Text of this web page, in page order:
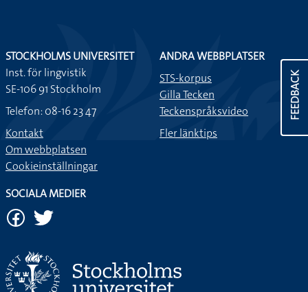
FEEDBACK
STOCKHOLMS UNIVERSITET
Inst. för lingvistik
SE-106 91 Stockholm
Telefon: 08-16 23 47
Kontakt
Om webbplatsen
Cookieinställningar
ANDRA WEBBPLATSER
STS-korpus
Gilla Tecken
Teckenspråksvideo
Fler länktips
SOCIALA MEDIER